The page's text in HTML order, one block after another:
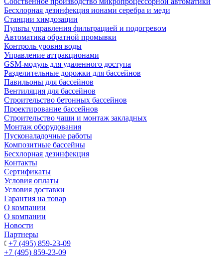
Беcхлорная дезинфекция ионами серебра и меди
Станции химдозации
Пульты управления фильтрацией и подогревом
Автоматика обратной промывки
Контроль уровня воды
Управление аттракционами
GSM-модуль для удаленного доступа
Разделительные дорожки для бассейнов
Павильоны для бассейнов
Вентиляция для бассейнов
Строительство бетонных бассейнов
Проектирование бассейнов
Строительство чаши и монтаж закладных
Монтаж оборудования
Пусконаладочные работы
Композитные бассейны
Бесхлорная дезинфекция
Контакты
Сертификаты
Условия оплаты
Условия доставки
Гарантия на товар
О компании
О компании
Новости
Партнеры
+7 (495) 859-23-09
+7 (495) 859-23-09